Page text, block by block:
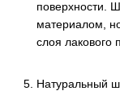
поверхности.
материалом,
слоя лакового
Натуральный